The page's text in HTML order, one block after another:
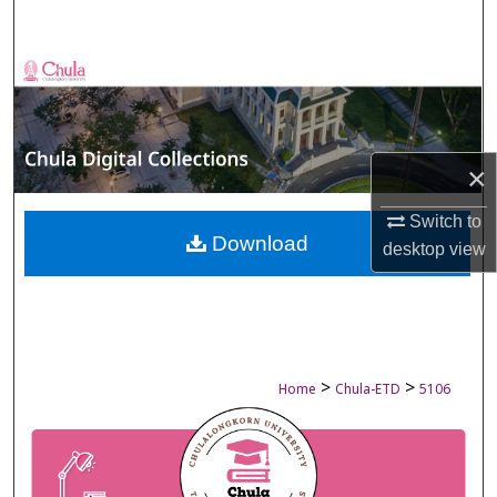
×
Switch to
desktopview
Browse Collections
My Account
About
Digital Commons Network™
Home > Chula-ETD > 5106
Download